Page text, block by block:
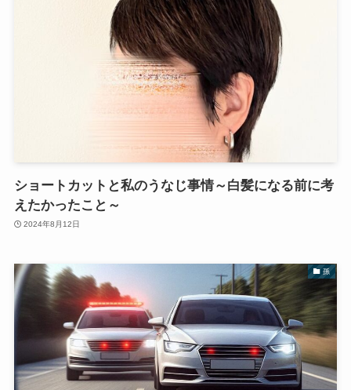
ショートカットと私のうなじ事情～白髪になる前に考
えたかったこと～
2024年8月12日
孫